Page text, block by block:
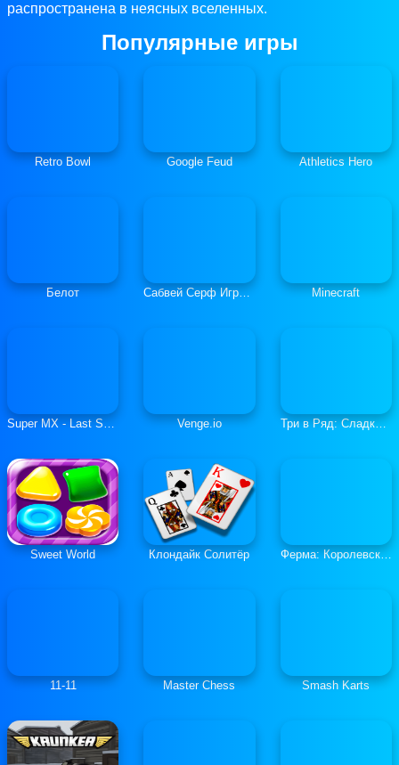
распространена в неясных вселенных.
Популярные игры
Retro Bowl Google Feud Athletics Hero
Белот Сабвей Серф Играть Онлайн Minecraft
Super MX - Last Season Venge.io Три в Ряд: Сладкие Загадки
Sweet World Клондайк Солитёр Ферма: Королевская История
11-11 Master Chess Smash Karts